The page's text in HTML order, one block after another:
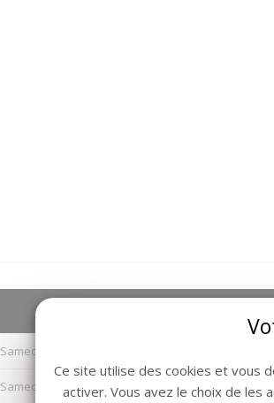
Samedi 08 Août 2026 - Samedi 15 Août 2026
Samedi 15 Août 2026 - Samedi 22 Août 2026
Ce site utilise des cookies et vous
activer. Vous avez le choix de les